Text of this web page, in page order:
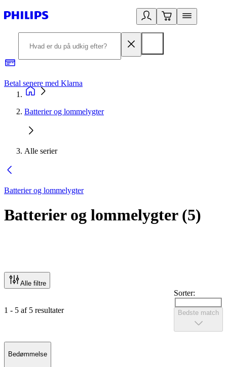
Betal senere med Klarna
Batterier og lommelygter
Alle serier
Batterier og lommelygter
Batterier og lommelygter(5)
Alle filtre
1 - 5 af 5 resultater
Sorter:
Bedste match
Bedømmelse